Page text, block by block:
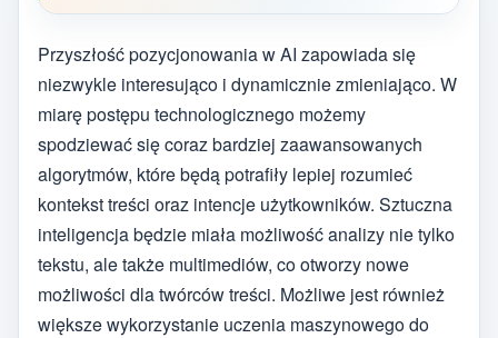
Przyszłość pozycjonowania w AI zapowiada się
niezwykle interesująco i dynamicznie zmieniająco. W
miarę postępu technologicznego możemy
spodziewać się coraz bardziej zaawansowanych
algorytmów, które będą potrafiły lepiej rozumieć
kontekst treści oraz intencje użytkowników. Sztuczna
inteligencja będzie miała możliwość analizy nie tylko
tekstu, ale także multimediów, co otworzy nowe
możliwości dla twórców treści. Możliwe jest również
większe wykorzystanie uczenia maszynowego do